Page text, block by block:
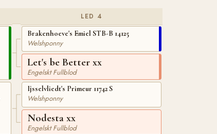
LED 4
Brakenhoeve's Emiel STB-B 14125
Welshponny
Let's be Better xx
Engelskt Fullblod
Ijsselvliedt's Primeur 11742 S
Welshponny
Nodesta xx
Engelskt Fullblod